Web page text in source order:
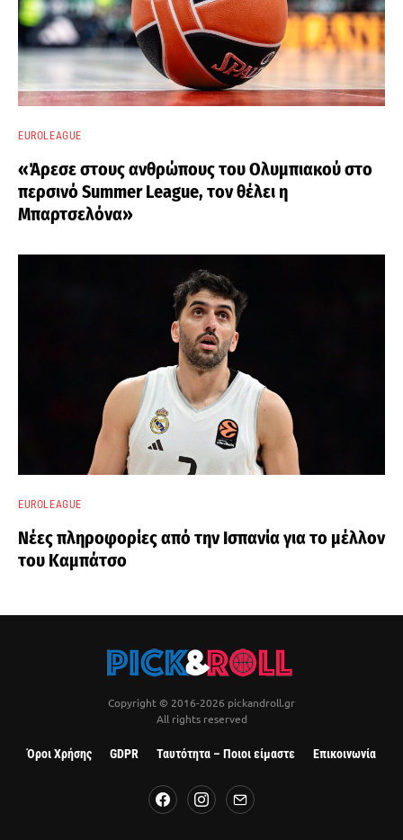
EUROLEAGUE
«Άρεσε στους ανθρώπους του Ολυμπιακού στο
περσινό Summer League, τον θέλει η
Μπαρτσελόνα»
EUROLEAGUE
Νέες πληροφορίες από την Ισπανία για το μέλλον
του Καμπάτσο
Copyright © 2016-2026 pickandroll.gr
All rights reserved
Όροι Χρήσης GDPR Ταυτότητα – Ποιοι είμαστε Επικοινωνία